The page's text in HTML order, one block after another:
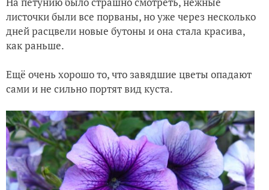
листочки были все порваны, но уже через несколько
дней расцвели новые бутоны и она стала красива,
как раньше.
Ещё очень хорошо то, что завядшие цветы опадают
сами и не сильно портят вид куста.